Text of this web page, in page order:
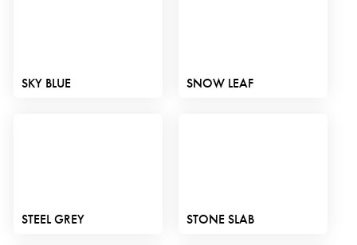
SKY BLUE SNOW LEAF
STEEL GREY STONE SLAB